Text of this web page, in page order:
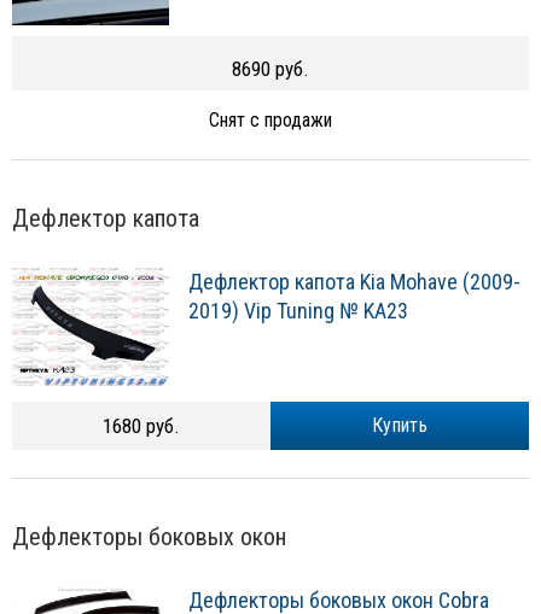
8690 руб.
Снят с продажи
Дефлектор капота
Дефлектор капота Kia Mohave (2009-
2019) Vip Tuning № KA23
Купить
1680 руб.
Дефлекторы боковых окон
Дефлекторы боковых окон Cobra